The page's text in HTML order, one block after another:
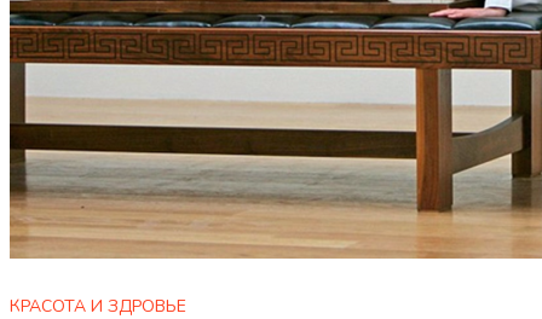
КРАСОТА И ЗДРОВЬЕ